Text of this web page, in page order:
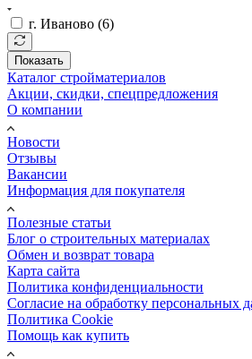
г. Иваново (6)
Показать
Каталог стройматериалов
Акции, скидки, спецпредложения
О компании
Новости
Отзывы
Вакансии
Информация для покупателя
Полезные статьи
Блог о строительных материалах
Обмен и возврат товара
Карта сайта
Политика конфиденциальности
Согласие на обработку персональных
Политика Cookie
Помощь как купить